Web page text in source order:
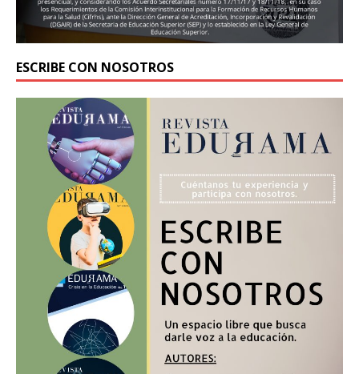
ESCRIBE CON NOSOTROS